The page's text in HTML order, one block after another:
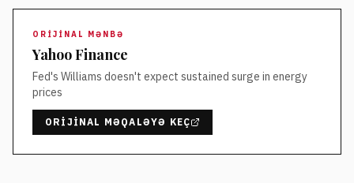
ORIJINAL MƏNBƏ
Yahoo Finance
Fed's Williams doesn't expect sustained surge in energy
prices
ORIJINAL MƏQALƏYƏ KEÇ